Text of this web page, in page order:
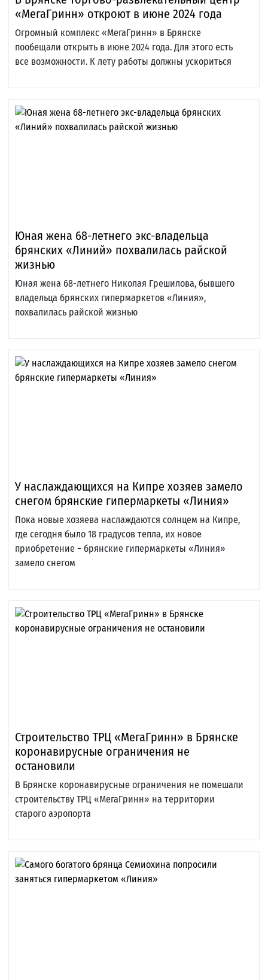
«МегаГринн» откроют в июне 2024 года
Огромный комплекс «МегаГринн» в Брянске
пообещали открыть в июне 2024 года. Для этого есть
все возможности. К лету работы должны ускориться
Юная жена 68-летнего экс-владельца
брянских «Линий» похвалилась райской
жизнью
Юная жена 68-летнего Николая Грешилова, бывшего
владельца брянских гипермаркетов «Линия»,
похвалилась райской жизнью
У наслаждающихся на Кипре хозяев замело
снегом брянские гипермаркеты «Линия»
Пока новые хозяева наслаждаются солнцем на Кипре,
где сегодня было 18 градусов тепла, их новое
приобретение − брянские гипермаркеты «Линия»
замело снегом
Строительство ТРЦ «МегаГринн» в Брянске
коронавирусные ограничения не
остановили
В Брянске коронавирусные ограничения не помешали
строительству ТРЦ «МегаГринн» на территории
старого аэропорта